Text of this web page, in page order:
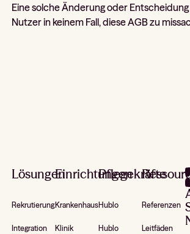
Eine solche Änderung oder
Nutzer in keinem Fall, diese AGB zu
Lösungen
Rekrutierung
Integration
Einrichtungen
Krankenhaus
Klinik
Pflegekräfte
Hublo
Hublo
Referenzen
Leitfäden